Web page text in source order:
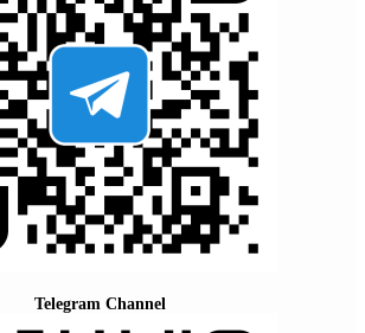
Telegram Channel